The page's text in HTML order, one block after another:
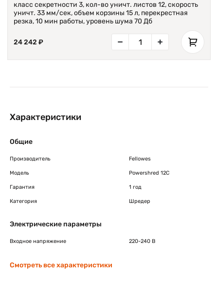
класс секретности 3, кол-во уничт. листов 12, скорость
уничт. 33 мм/сек, объем корзины 15 л, перекрестная
резка, 10 мин работы, уровень шума 70 Дб
24 242 ₽
Характеристики
Общие
Производитель Fellowes
Модель Powershred 12C
Гарантия 1 год
Категория Шредер
Электрические параметры
Входное напряжение 220-240 В
Смотреть все характеристики